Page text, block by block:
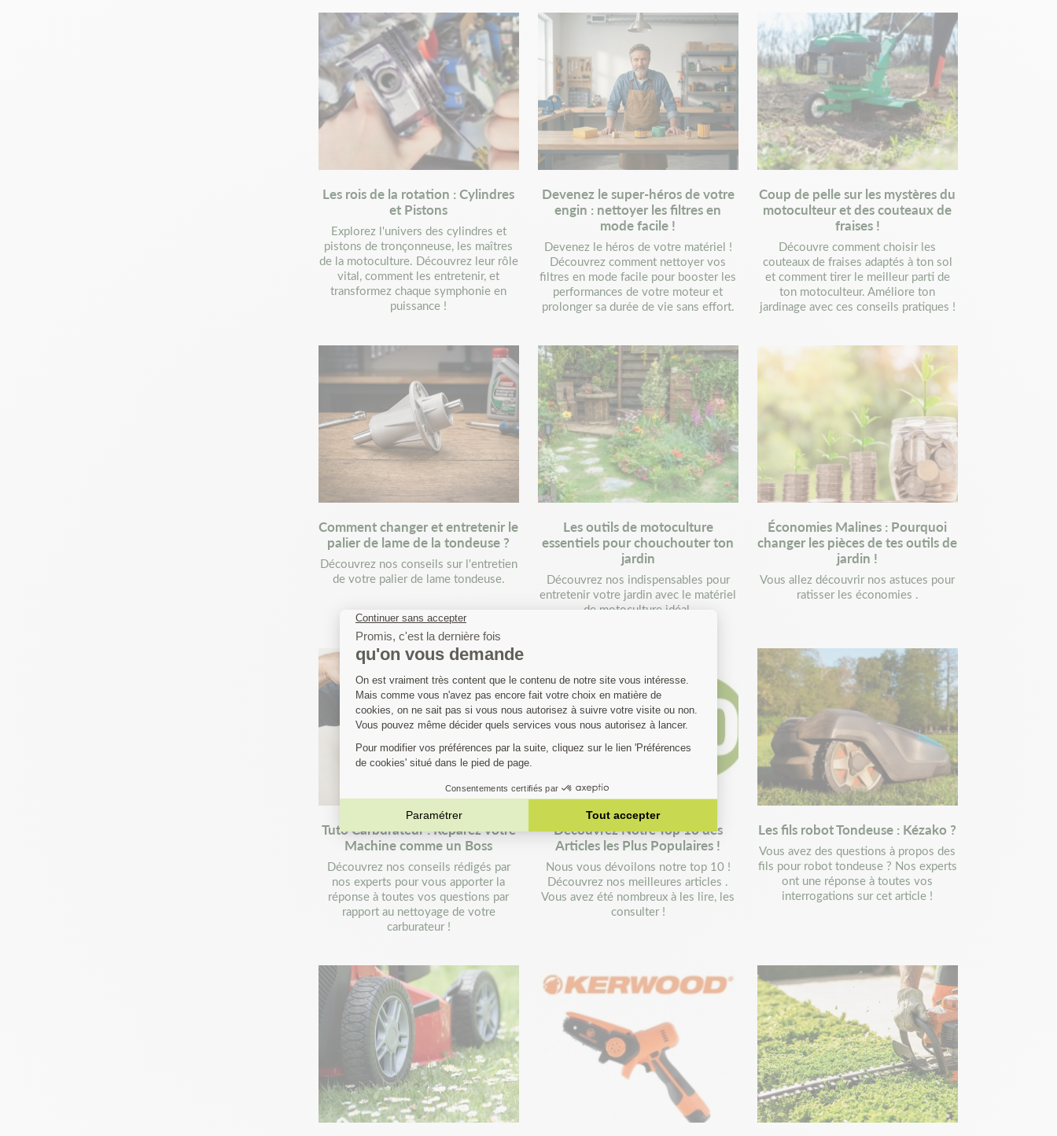
Les rois de la rotation : Cylindres
et Pistons
Explorez l'univers des cylindres et
pistons de tronçonneuse, les maîtres
de la motoculture. Découvrez leur rôle
vital, comment les entretenir, et
transformez chaque symphonie en
puissance !
Devenez le super-héros de votre
engin : nettoyer les filtres en
mode facile !
Devenez le héros de votre matériel !
Découvrez comment nettoyer vos
filtres en mode facile pour booster les
performances de votre moteur et
prolonger sa durée de vie sans effort.
Coup de pelle sur les mystères du
motoculteur et des couteaux de
fraises !
Découvre comment choisir les
couteaux de fraises adaptés à ton sol
et comment tirer le meilleur parti de
ton motoculteur. Améliore ton
jardinage avec ces conseils pratiques !
Comment changer et entretenir le
palier de lame de la tondeuse ?
Découvrez nos conseils sur l'entretien
de votre palier de lame tondeuse.
Les outils de motoculture
essentiels pour chouchouter ton
jardin
Découvrez nos indispensables pour
entretenir votre jardin avec le matériel
de motoculture idéal.
Économies Malines : Pourquoi
changer les pièces de tes outils de
jardin !
Vous allez découvrir nos astuces pour
ratisser les économies .
Tuto Carburateur : Réparez votre
Machine comme un Boss
Découvrez nos conseils rédigés par
nos experts pour vous apporter la
réponse à toutes vos questions par
rapport au nettoyage de votre
carburateur !
Découvrez Notre Top 10 des
Articles les Plus Populaires !
Nous vous dévoilons notre top 10 !
Découvrez nos meilleures articles .
Vous avez été nombreux à les lire, les
consulter !
Les fils robot Tondeuse : Kézako ?
Vous avez des questions à propos des
fils pour robot tondeuse ? Nos experts
ont une réponse à toutes vos
interrogations sur cet article !